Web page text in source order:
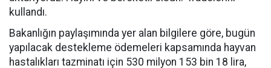
kullandı.
Bakanlığın paylaşımında yer alan bilgilere göre, bugün
yapılacak destekleme ödemeleri kapsamında hayvan
hastalıkları tazminatı için 530 milyon 153 bin 18 lira,